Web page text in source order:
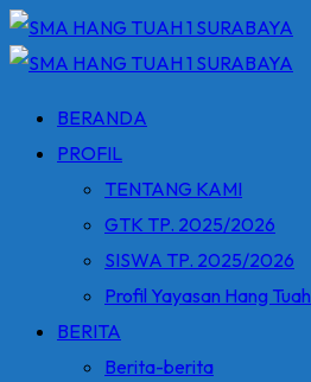
Skip
to
BERANDA
PROFIL
TENTANG KAMI
GTK TP. 2025/2026
SISWA TP. 2025/2026
Profil Yayasan Hang Tuah
BERITA
Berita-berita